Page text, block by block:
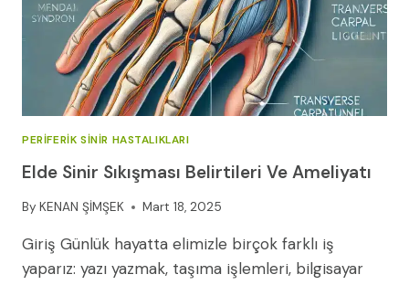
PERIFERIK SINIR HASTALIKLARI
Elde Sinir Sıkışması Belirtileri Ve Ameliyatı
By KENAN ŞİMŞEK Mart 18, 2025
Giriş Günlük hayatta elimizle birçok farklı iş
yaparız: yazı yazmak, taşıma işlemleri, bilgisayar